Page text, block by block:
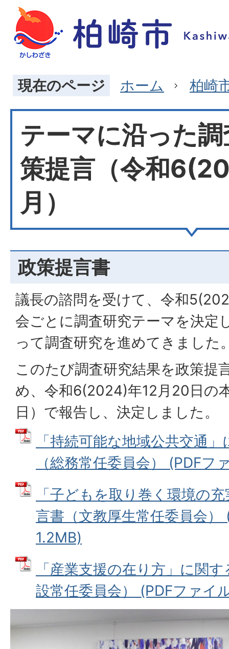
現在のページ ホーム 柏崎
テーマに沿った
策提言（令和
月）
政策提言書
議長の諮問を受けて、令和
会ごとに調査研究テーマを決定
って調査研究を進めてきました
このたび調査研究結果を政策提
め、令和6(2024)年12月20日の
日）で報告し、決定しました。
「持続可能な地域公共交通
（総務常任委員会） (PDFフ
「子どもを取り巻く環境の
言書（文教厚生常任委員会）
1.2MB)
「産業支援の在り方」に関
設常任委員会） (PDFファイ